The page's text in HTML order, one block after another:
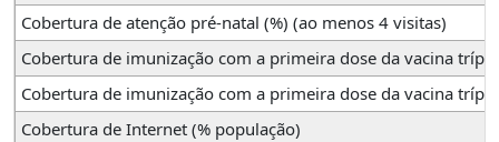
Cobertura de atenção pré-natal (%) (ao menos 4 visitas)
Cobertura de imunização com a primeira dose da vacina
Cobertura de imunização com a primeira dose da vacina
Cobertura de Internet (% população)